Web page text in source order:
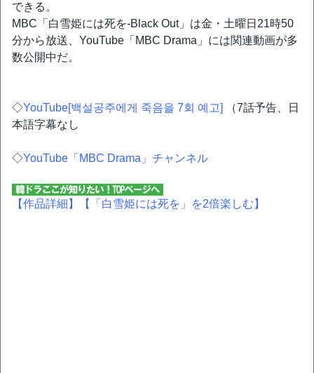
できる。
MBC「白雪姫には死を-Black Out」は金・土曜日21時50
分から放送、YouTube「MBC Drama」には関連動画が多
数公開中だ。
◇YouTube[백설공주에게 죽음을 7회 예고]
（7話予告、日
本語字幕なし
◇YouTube「MBC Drama」チャンネル
【作品詳細】 【「白雪姫には死を」を2倍楽しむ】